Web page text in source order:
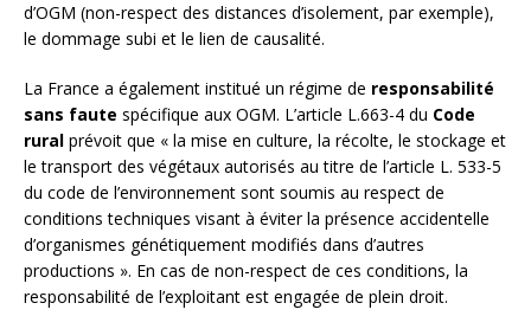
d’OGM (non-respect des distances d’isolement, par exemple),
le dommage subi et le lien de causalité.
La France a également institué un régime de responsabilité
sans faute spécifique aux OGM. L’article L.663-4 du Code
rural prévoit que « la mise en culture, la récolte, le stockage et
le transport des végétaux autorisés au titre de l’article L. 533-5
du code de l’environnement sont soumis au respect de
conditions techniques visant à éviter la présence accidentelle
d’organismes génétiquement modifiés dans d’autres
productions ». En cas de non-respect de ces conditions, la
responsabilité de l’exploitant est engagée de plein droit.